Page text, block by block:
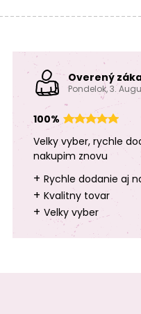
Overený
Pondelok, 3.
100%
Velky vyber, rychle
nakupim znovu
+ Rychle dodanie aj
+ Kvalitny tovar
+ Velky vyber